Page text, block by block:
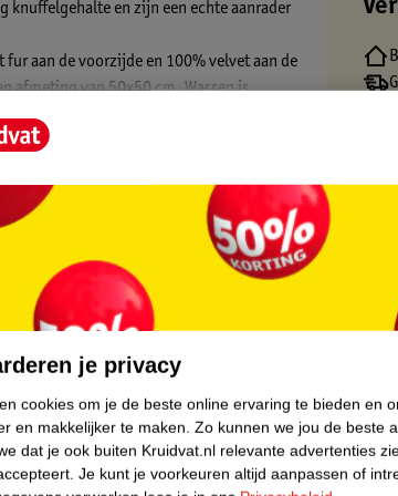
knuffelgehalte en zijn een echte aanrader
fur aan de voorzijde en 100% velvet aan de
afmeting van 50x50 cm. Wassen is
en was de kussens niet warmer dan 30
prachtig met de bijpassende
je privacy
cookies om je de beste online ervaring te bieden en
en makkelijker te maken. Zo kunnen we jou de beste
dat je ook buiten Kruidvat.nl relevante advertenties
Je kunt je voorkeuren altijd aanpassen of